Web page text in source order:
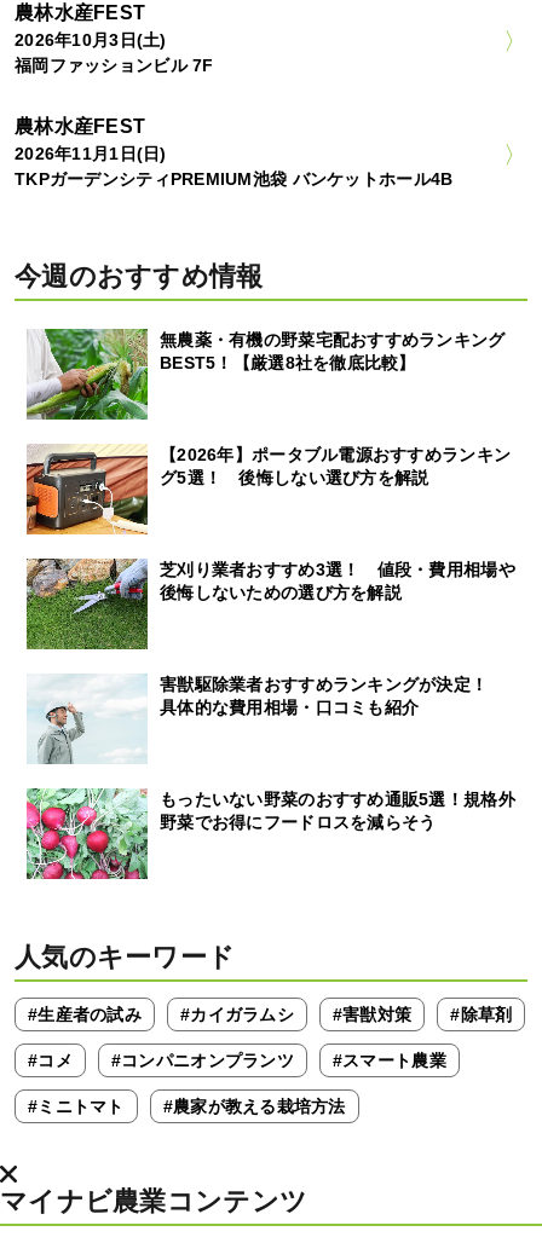
農林水産FEST
2026年10月3日(土)
福岡ファッションビル 7F
農林水産FEST
2026年11月1日(日)
TKPガーデンシティPREMIUM池袋 バンケットホール4B
今週のおすすめ情報
無農薬・有機の野菜宅配おすすめランキング
BEST5！【厳選8社を徹底比較】
【2026年】ポータブル電源おすすめランキン
グ5選！ 後悔しない選び方を解説
芝刈り業者おすすめ3選！ 値段・費用相場や
後悔しないための選び方を解説
害獣駆除業者おすすめランキングが決定！
具体的な費用相場・口コミも紹介
もったいない野菜のおすすめ通販5選！規格外
野菜でお得にフードロスを減らそう
人気のキーワード
#生産者の試み #カイガラムシ #害獣対策 #除草剤
#コメ #コンパニオンプランツ #スマート農業
#ミニトマト #農家が教える栽培方法
マイナビ農業コンテンツ